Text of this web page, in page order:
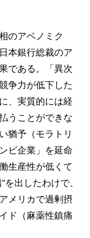
のアベノミク
本銀行総裁のア
である。「異次
争力が低下した
、実質的には経
うことができな
猶予（モラトリ
ビ企業」を延命
生産性が低くて
を出したわけで、
メリカで過剰摂
ド（麻薬性鎮痛